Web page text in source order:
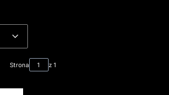
Strona z 1